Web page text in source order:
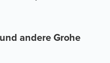
andere Grohe